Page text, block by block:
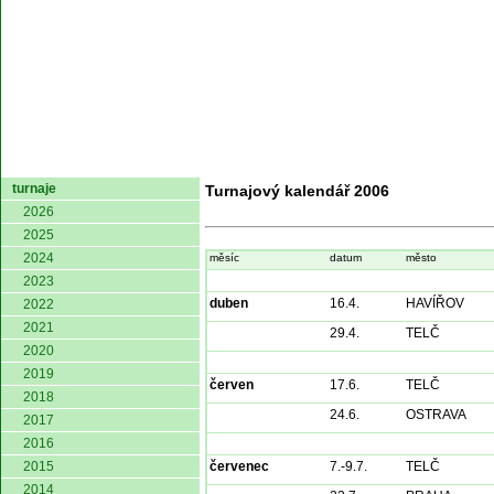
turnaje
2026
2025
2024
2023
2022
2021
2020
2019
2018
2017
2016
2015
2014
Turnajový kalendář 2006
měsíc datum město
duben 16.4.
HAVÍŘOV
29.4.
TELČ
červen 17.6.
TELČ
24.6.
OSTRAVA
červenec 7.-9.7.
TELČ